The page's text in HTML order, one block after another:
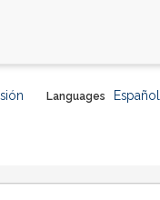
Languages Español